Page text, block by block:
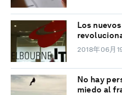
Los
2018年06月
No hay
miedo al